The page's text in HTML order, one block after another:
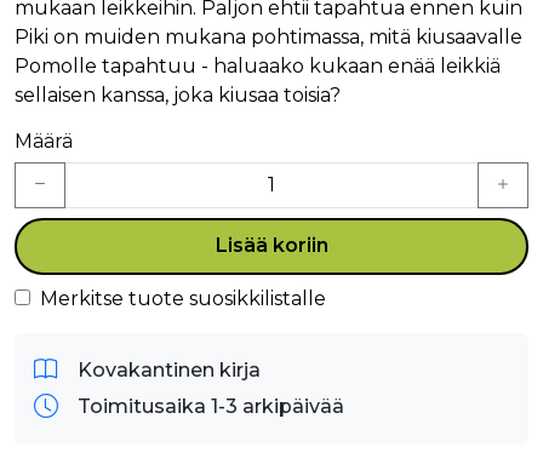
mukaan leikkeihin. Paljon ehtii tapahtua ennen kuin
Piki on muiden mukana pohtimassa, mitä kiusaavalle
Pomolle tapahtuu - haluaako kukaan enää leikkiä
sellaisen kanssa, joka kiusaa toisia?
Määrä
Lisää koriin
Merkitse tuote suosikkilistalle
Kovakantinen kirja
Toimitusaika 1-3 arkipäivää